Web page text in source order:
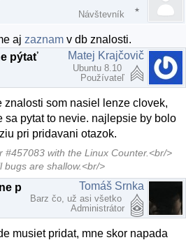
Návštevník
aj zaznam v db znalosti.
pýtať
Matej Krajčovič
Ubuntu 8.10
Používateľ
znalosti som nasiel lenze clovek,
sa pytat to nevie. najlepsie by bolo
pri pridavani otazok.
#457083 with the Linux Counter.<br/>
bugs are shallow.<br/>
pýtať Tomáš Srnka
Barz čo, už asi všetko
Administrátor
musiet pridat, mne skor napada